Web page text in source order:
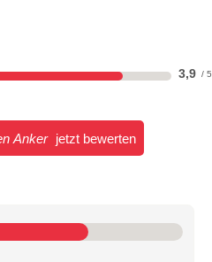
3,9
Anker jetzt bewerten